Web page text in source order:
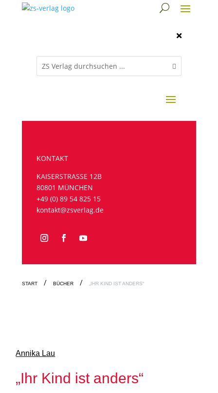

KONTAKT
KAISERSTRASSE 12B
80801 MÜNCHEN
+49 (0) 89 54 825 15
kontakt@zsverlag.de
START BÜCHER „IHR KIND IST ANDERS“
Annika Lau
„Ihr Kind ist anders“